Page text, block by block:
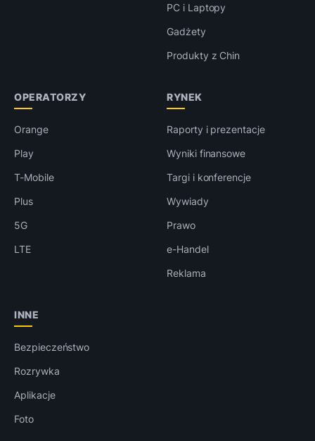
PC i Laptopy
Gadżety
Produkty z Chin
OPERATORZY
Orange
Play
T-Mobile
Plus
5G
LTE
RYNEK
Raporty i prezentacje
Wyniki finansowe
Targi i konferencje
Wywiady
Prawo
e-Handel
Reklama
INNE
Bezpieczeństwo
Rozrywka
Aplikacje
Foto